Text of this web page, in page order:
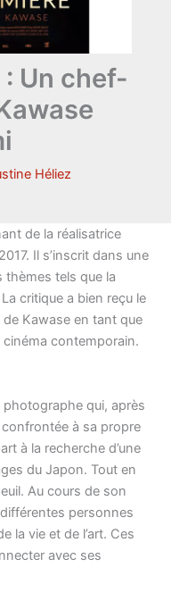
Un chef-
Héliez
de la réalisatrice
Il s’inscrit dans une
tels que la
critique a bien reçu le
Kawase en tant que
cinéma contemporain.
photographe qui, après
à sa propre
à la recherche d’une
du Japon. Tout en
Au cours de son
personnes
la vie et de l’art. Ces
avec ses